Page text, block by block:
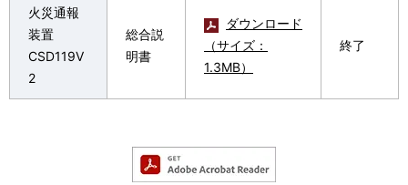
火災通報
装置
CSD119V
2
総合説
明書
ダウンロード
（サイズ：
1.3MB）
終了